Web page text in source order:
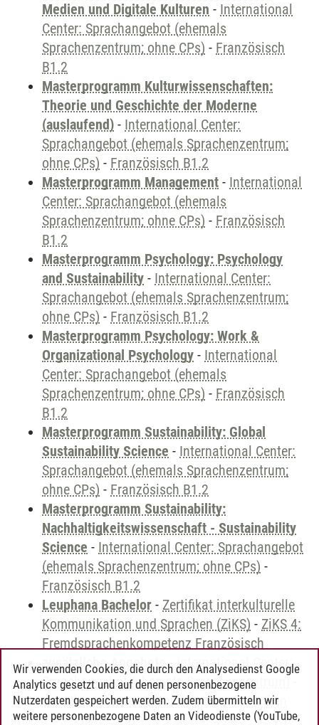
Medien und Digitale Kulturen - International
Center: Sprachangebot (ehemals
Sprachenzentrum; ohne CPs) - Französisch
B1.2
Masterprogramm Kulturwissenschaften:
Theorie und Geschichte der Moderne
(auslaufend) - International Center:
Sprachangebot (ehemals Sprachenzentrum;
ohne CPs) - Französisch B1.2
Masterprogramm Management - International
Center: Sprachangebot (ehemals
Sprachenzentrum; ohne CPs) - Französisch
B1.2
Masterprogramm Psychology: Psychology
and Sustainability - International Center:
Sprachangebot (ehemals Sprachenzentrum;
ohne CPs) - Französisch B1.2
Masterprogramm Psychology: Work &
Organizational Psychology - International
Center: Sprachangebot (ehemals
Sprachenzentrum; ohne CPs) - Französisch
B1.2
Masterprogramm Sustainability: Global
Sustainability Science - International Center:
Sprachangebot (ehemals Sprachenzentrum;
ohne CPs) - Französisch B1.2
Masterprogramm Sustainability:
Nachhaltigkeitswissenschaft - Sustainability
Science - International Center: Sprachangebot
(ehemals Sprachenzentrum; ohne CPs) -
Französisch B1.2
Leuphana Bachelor - Zertifikat interkulturelle
Kommunikation und Sprachen (ZiKS) - ZiKS 4:
Fremdsprachenkompetenz Französisch
zusätzliche Angebote- International Center:
Sprachangebot (ehemals Sprachenzentrum)
Sprachangebot und Sonderveranstaltungen
Wir verwenden Cookies, die durch den Analysedienst Google
Analytics gesetzt und auf denen personenbezogene
Nutzerdaten gespeichert werden. Zudem übermitteln wir
weitere personenbezogene Daten an Videodienste (YouTube,